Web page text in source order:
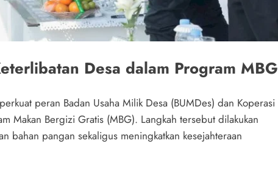
Desa dalam Program MBG
peran Badan Usaha Milik Desa (BUMDes) dan Koperasi
Makan Bergizi Gratis (MBG). Langkah tersebut dilakukan
bahan pangan sekaligus meningkatkan kesejahteraan